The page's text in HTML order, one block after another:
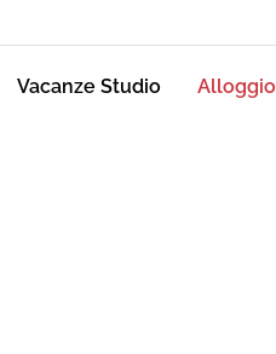
Vacanze Studio Alloggio